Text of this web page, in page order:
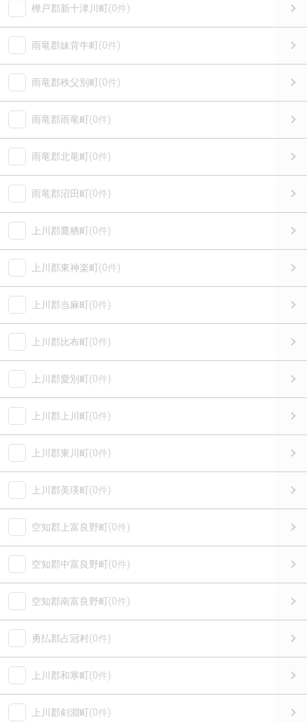
樺戸郡新十津川町(0件)
雨竜郡妹背牛町(0件)
雨竜郡秩父別町(0件)
雨竜郡雨竜町(0件)
雨竜郡北竜町(0件)
雨竜郡沼田町(0件)
上川郡鷹栖町(0件)
上川郡東神楽町(0件)
上川郡当麻町(0件)
上川郡比布町(0件)
上川郡愛別町(0件)
上川郡上川町(0件)
上川郡東川町(0件)
上川郡美瑛町(0件)
空知郡上富良野町(0件)
空知郡中富良野町(0件)
空知郡南富良野町(0件)
勇払郡占冠村(0件)
上川郡和寒町(0件)
上川郡剣淵町(0件)